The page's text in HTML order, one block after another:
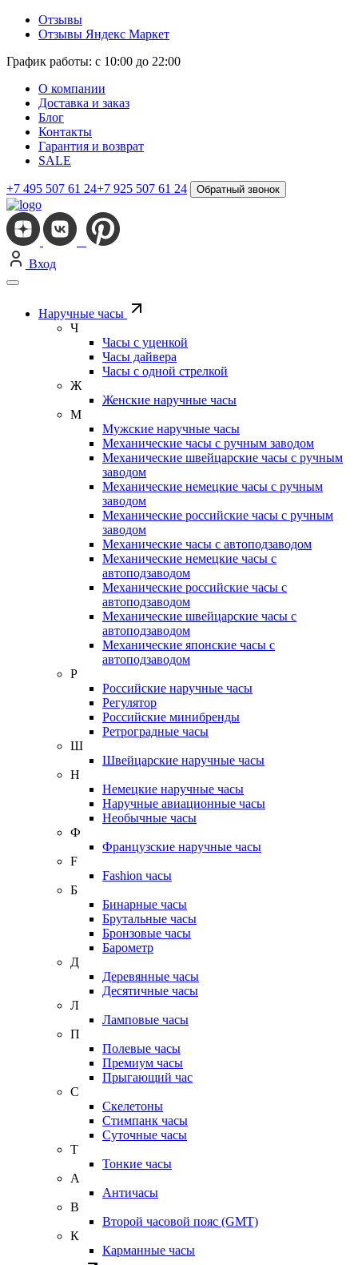
Отзывы
Отзывы Яндекс Маркет
График работы: с 10:00 до 22:00
О компании
Доставка и заказ
Блог
Контакты
Гарантия и возврат
SALE
+7 495 507 61 24+7 925 507 61 24 Обратный звонок
Вход
Наручные часы
Ч
Часы с уценкой
Часы дайвера
Часы с одной стрелкой
Ж
Женские наручные часы
М
Мужские наручные часы
Механические часы с ручным заводом
Механические швейцарские часы с ручным
заводом
Механические немецкие часы с ручным
заводом
Механические российские часы с ручным
заводом
Механические часы с автоподзаводом
Механические немецкие часы с
автоподзаводом
Механические российские часы с
автоподзаводом
Механические швейцарские часы с
автоподзаводом
Механические японские часы с
автоподзаводом
Р
Российские наручные часы
Регулятор
Российские минибренды
Ретроградные часы
Ш
Швейцарские наручные часы
Н
Немецкие наручные часы
Наручные авиационные часы
Необычные часы
Ф
Французские наручные часы
F
Fashion часы
Б
Бинарные часы
Брутальные часы
Бронзовые часы
Барометр
Д
Деревянные часы
Десятичные часы
Л
Ламповые часы
П
Полевые часы
Премиум часы
Прыгающий час
С
Скелетоны
Стимпанк часы
Суточные часы
Т
Тонкие часы
А
Античасы
В
Второй часовой пояс (GMT)
К
Карманные часы